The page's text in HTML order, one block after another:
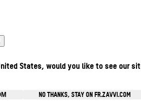
States, would you like to see our
NO THANKS, STAY ON FR.ZAVVI.COM